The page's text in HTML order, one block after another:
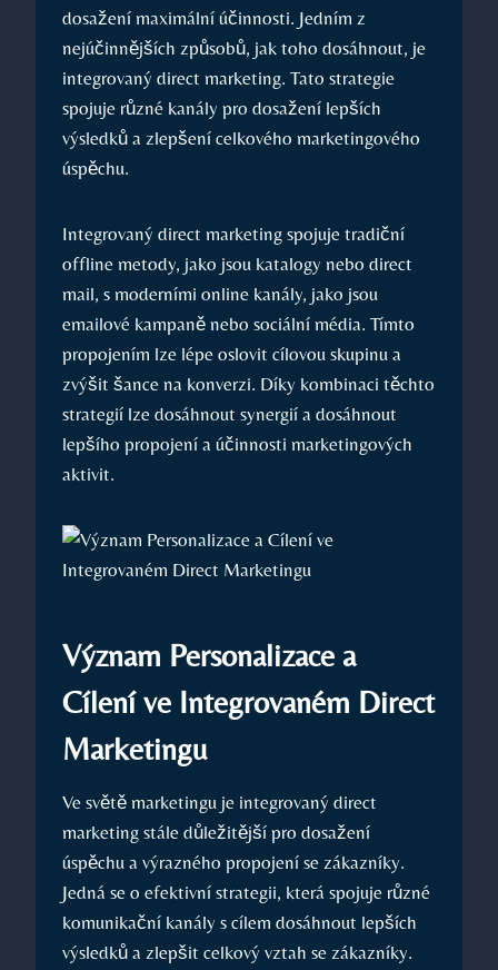
dosažení maximální účinnosti. Jedním z
⁣nejúčinnějších způsobů, jak toho dosáhnout, je
integrovaný direct⁣ marketing. Tato strategie
spojuje různé kanály pro dosažení lepších
výsledků a zlepšení celkového marketingového
úspěchu.
Integrovaný direct marketing spojuje tradiční
offline metody, jako jsou katalogy nebo direct⁤
mail,‌ s moderními online kanály, jako ​jsou
emailové‌ kampaně nebo sociální ‍média. Tímto
propojením lze lépe oslovit cílovou ⁤skupinu a
zvýšit⁢ šance na konverzi. Díky kombinaci těchto
strategií lze⁤ dosáhnout synergií a dosáhnout
lepšího propojení a ⁤účinnosti‍ marketingových
‍aktivit.
Význam Personalizace a
Cílení ve Integrovaném Direct
⁣Marketingu
Ve světě marketingu je integrovaný direct
⁢marketing stále důležitější pro dosažení
⁤úspěchu a ‍výrazného propojení se zákazníky.
Jedná se o ​efektivní strategii, která ‌spojuje různé
komunikační kanály s ‌cílem dosáhnout lepších
výsledků a zlepšit celkový vztah se zákazníky.